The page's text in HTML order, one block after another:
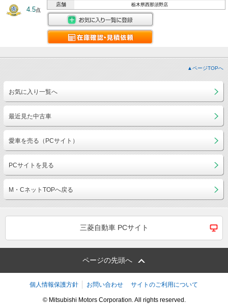
4.5点
店舗 栃木県西那須野店
▲ページTOPへ
お気に入り一覧へ
最近見た中古車
愛車を売る（PCサイト）
PCサイトを見る
M・CネットTOPへ戻る
三菱自動車 PCサイト
ページの先頭へ
個人情報保護方針 お問い合わせ サイトのご利用について
© Mitsubishi Motors Corporation. All rights reserved.